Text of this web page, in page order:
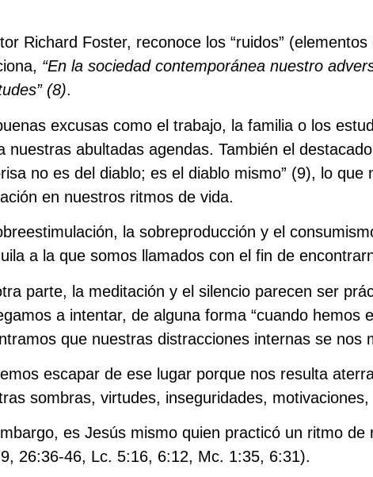
Richard Foster, reconoce los “ruidos”
“En la sociedad contemporánea nuestro
(8).
excusas como el trabajo, la familia o los
nuestras abultadas agendas. También el
no es del diablo; es el diablo mismo” (9), lo que
en nuestros ritmos de vida.
la sobreproducción y el
a la que somos llamados con el fin de
parte, la meditación y el silencio parecen ser
a intentar, de alguna forma “cuando
que nuestras distracciones internas se nos
escapar de ese lugar porque nos resulta
sombras, virtudes, inseguridades,
es Jesús mismo quien practicó un ritmo
26:36-46, Lc. 5:16, 6:12, Mc. 1:35, 6:31).